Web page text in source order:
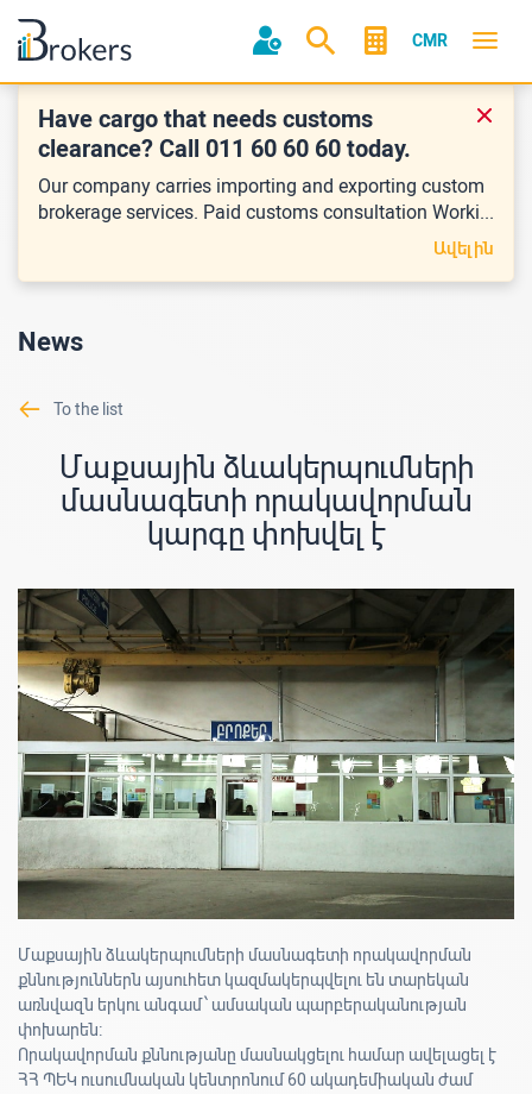
CMR
Have cargo that needs customs
clearance? Call 011 60 60 60 today.
Our company carries importing and exporting custom
brokerage services. Paid customs consultation Worki...
Ավելին
News
To the list
Մաքսային ձևակերպումների
մասնագետի որակավորման
կարգը փոխվել է
Մաքսային ձևակերպումների մասնագետի որակավորման
քննություններն այսուհետ կազմակերպվելու են տարեկան
առնվազն երկու անգամ՝ ամսական պարբերականության
փոխարեն։
Որակավորման քննությանը մասնակցելու համար ավելացել է
ՀՀ ՊԵԿ ուսումնական կենտրոնում 60 ակադեմիական ժամ